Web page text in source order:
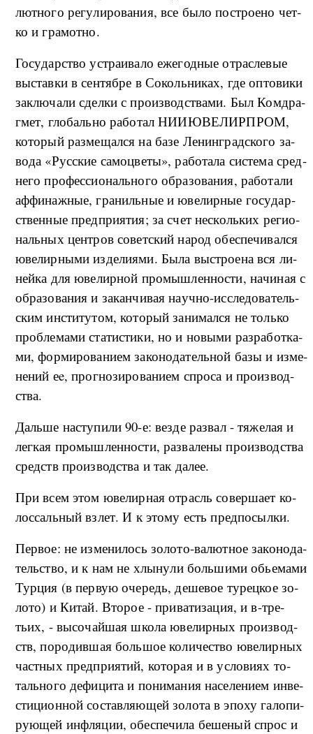
лют­но­го ре­гу­ли­ро­ва­ния, все бы­ло по­стро­е­но чет­
ко и гра­мо­т­но.
Го­су­дар­ство устра­и­ва­ло еже­год­ные от­рас­ле­вые
вы­став­ки в сен­тяб­ре в Со­коль­ни­ках, где опто­ви­ки
за­клю­ча­ли сдел­ки с про­из­вод­ства­ми. Был Ко­м­дра­
г­мет, гло­баль­но ра­бо­тал НИИЮВЕЛИРПРОМ,
ко­то­рый раз­ме­щал­ся на ба­зе Ле­нин­гра­д­ско­го за­
во­да «Рус­ские са­мо­цве­ты», ра­бо­та­ла си­сте­ма сред­
не­го про­фес­си­о­наль­но­го об­ра­зо­ва­ния, ра­бо­та­ли
аф­фи­на­ж­ные, гра­ниль­ные и юве­ли­р­ные го­су­дар­
ствен­ные пред­при­я­ти­я; за счет не­сколь­ких ре­ги­о­
наль­ных цен­тров со­вет­ский на­род обес­пе­чи­вал­ся
юве­ли­р­ны­ми из­де­ли­я­ми. Бы­ла вы­стро­е­на вся ли­
ней­ка для юве­ли­р­ной про­мы­ш­лен­но­сти, на­чи­ная с
об­ра­зо­ва­ния и за­кан­чи­вая на­уч­но-ис­сле­до­ва­тель­
ским ин­сти­ту­том, ко­то­рый за­ни­мал­ся не толь­ко
про­б­ле­ма­ми ста­ти­сти­ки, но и но­вы­ми раз­ра­бо­т­ка­
ми, фор­ми­ро­ва­ни­ем за­ко­но­да­тель­ной ба­зы и из­ме­
не­ний еe, про­г­но­зи­ро­ва­ни­ем спро­са и про­из­вод­
ства.
Даль­ше на­сту­пи­ли 90-е: вез­де раз­вал - тя­же­лая и
ле­г­кая про­мы­ш­лен­но­сти, раз­ва­ле­ны про­из­вод­ства
средств про­из­вод­ства и так да­лее.
При всем этом юве­ли­р­ная от­расль со­вер­ша­ет ко­
лос­саль­ный взлет. И к это­му есть пред­по­сы­л­ки.
Пер­вое: не из­ме­ни­лось зо­ло­то-­ва­лют­ное за­ко­но­да­
тель­ство, и к нам не хлы­ну­ли боль­ши­ми обье­ма­ми
Тур­ция (в первую оче­редь, де­ше­вое ту­ре­ц­кое зо­
ло­то) и Ки­тай. Вто­рое - при­ва­ти­за­ция, и в-тре­
тьих, - вы­со­чай­шая шко­ла юве­ли­р­ных про­из­вод­
ств, по­ро­див­шая боль­шое ко­ли­че­ство юве­ли­р­ных
част­ных пред­при­я­тий, ко­то­рая и в усло­ви­ях то­
таль­но­го де­фи­ци­та и по­ни­ма­ния на­се­ле­ни­ем ин­ве­
сти­ци­он­ной со­став­ля­ю­щей зо­ло­та в эпо­ху га­ло­пи­
ру­ю­щей ин­ф­ля­ции, обес­пе­чи­ла бе­ше­ный спрос и